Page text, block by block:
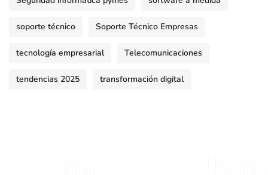
soporte técnico Soporte Técnico Empresas
tecnología empresarial Telecomunicaciones
tendencias 2025 transformación digital